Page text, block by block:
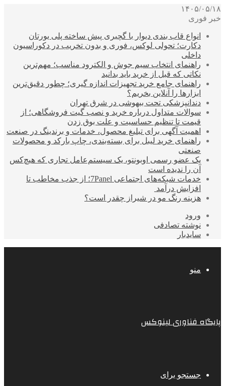
۱۴۰۵/۰۵/۱۸
خبر فوری
انواع قاب بندی دیوار با گچبری پیش ساخته پلی یورتان
دکارت؛ تحولی لوکس، فوری و بدون تخریب در دکوراسیون
داخلی
راهنمای انتخاب سیم جوش و الکترود مناسب؛ مهم‌ترین
نکاتی که قبل از خرید باید بدانید
راهنمای جامع خرید تجهیزات اندازه گیری؛ چطور دقیق‌ترین
ابزارها را آنلاین بخریم؟
دندانپزشکی تحت بیهوشی در شرق تهران
سوالات متداول درباره خرید و نصب گیت فروشگاهی؛ از
قیمت تا تنظیم حساسیت و علت بوق زدن
اهمیت آگهی برای تبلیغ محصول، خدمات و برندینگ در صنعت
راهنمای خرید لیبل برای بسته‌بندی، چاپ بارکد و محصولات
صنعتی
یک عضو رسمی اوبونتو، یک سیستم‌عامل تجاری که هیچ‌کس
آن را ندیده است
خدمات شبکه‌های اجتماعی 7Panel؛ از جذب مخاطب تا
افزایش درآمد
هزینه رنگ مو در شیراز چقدر است؟
ورود
نوشته تصادفی
سایدبار
منو
پایگاه فناوری لینوکس
جستجو برای